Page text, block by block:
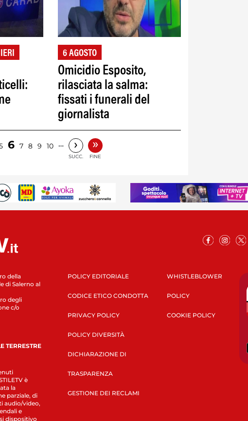
6 AGOSTO
Omicidio Esposito,
rilasciata la salma:
fissati i funerali del
giornalista
6 7 8 9 10 … ›
SUCC.
»
FINE
della
di Salerno al
degli
c/o
TERRESTRE
è
la
parziale, di
audio/video,
e
dispositivo
POLICY EDITORIALE
CODICE ETICO CONDOTTA
PRIVACY POLICY
POLICY DIVERSITÀ
DICHIARAZIONE DI
TRASPARENZA
GESTIONE DEI RECLAMI
WHISTLEBLOWER
POLICY
COOKIE POLICY